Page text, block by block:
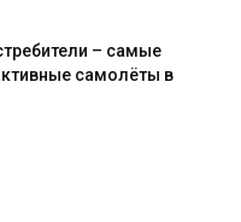
– самые
самолёты в